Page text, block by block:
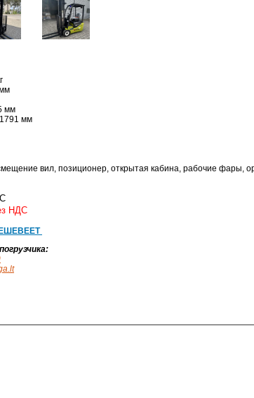
мм
мм
вил, позиционер, открытая кабина, рабочие фары,
НДС